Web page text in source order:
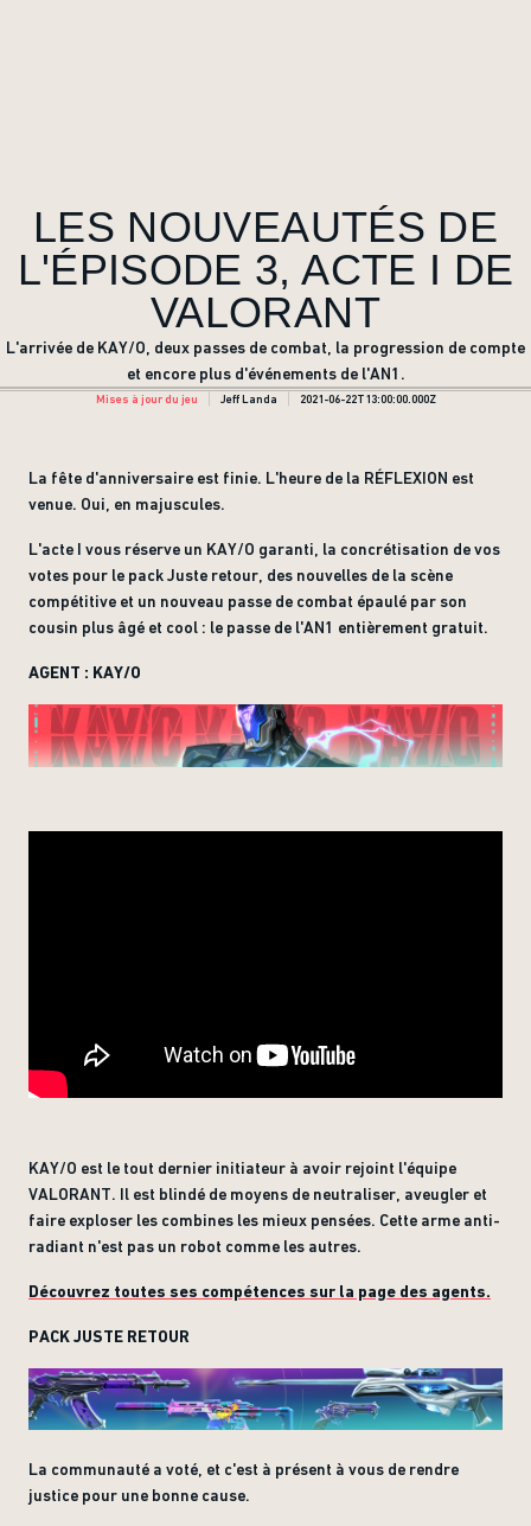
LES NOUVEAUTÉS DE
L'ÉPISODE 3, ACTE I DE
VALORANT
L'arrivée de KAY/O, deux passes de combat, la progression de compte
et encore plus d'événements de l'AN1.
Mises à jour du jeu Jeff Landa 2021-06-22T13:00:00.000Z
La fête d'anniversaire est finie. L'heure de la RÉFLEXION est
venue. Oui, en majuscules.
L'acte I vous réserve un KAY/O garanti, la concrétisation de vos
votes pour le pack Juste retour, des nouvelles de la scène
compétitive et un nouveau passe de combat épaulé par son
cousin plus âgé et cool : le passe de l'AN1 entièrement gratuit.
AGENT : KAY/O
KAY/O est le tout dernier initiateur à avoir rejoint l'équipe
VALORANT. Il est blindé de moyens de neutraliser, aveugler et
faire exploser les combines les mieux pensées. Cette arme anti-
radiant n'est pas un robot comme les autres.
Découvrez toutes ses compétences sur la page des agents.
PACK JUSTE RETOUR
La communauté a voté, et c'est à présent à vous de rendre
justice pour une bonne cause.